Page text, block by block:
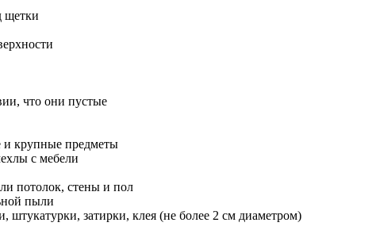
щетки
что они пустые
и крупные предметы
с мебели
потолок, стены и пол
пыли
штукатурки, затирки, клея (не более 2 см диаметром)